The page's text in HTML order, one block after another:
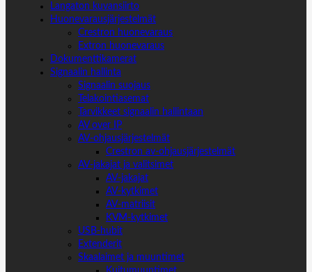
Langaton kuvansiirto
Huonevarausjärjestelmät
Crestron huonevaraus
Extron huonevaraus
Dokumenttikamerat
Signaalin hallinta
Signaalin suojaus
Telakointiasemat
Tarvikkeet signaalin hallintaan
AV over IP
AV-ohjausjärjestelmät
Crestron av-ohjausjärjestelmät
AV-jakajat ja valitsimet
AV-jakajat
AV-kytkimet
AV-matriisit
KVM-kytkimet
USB-hubit
Extenderit
Skaalaimet ja muuntimet